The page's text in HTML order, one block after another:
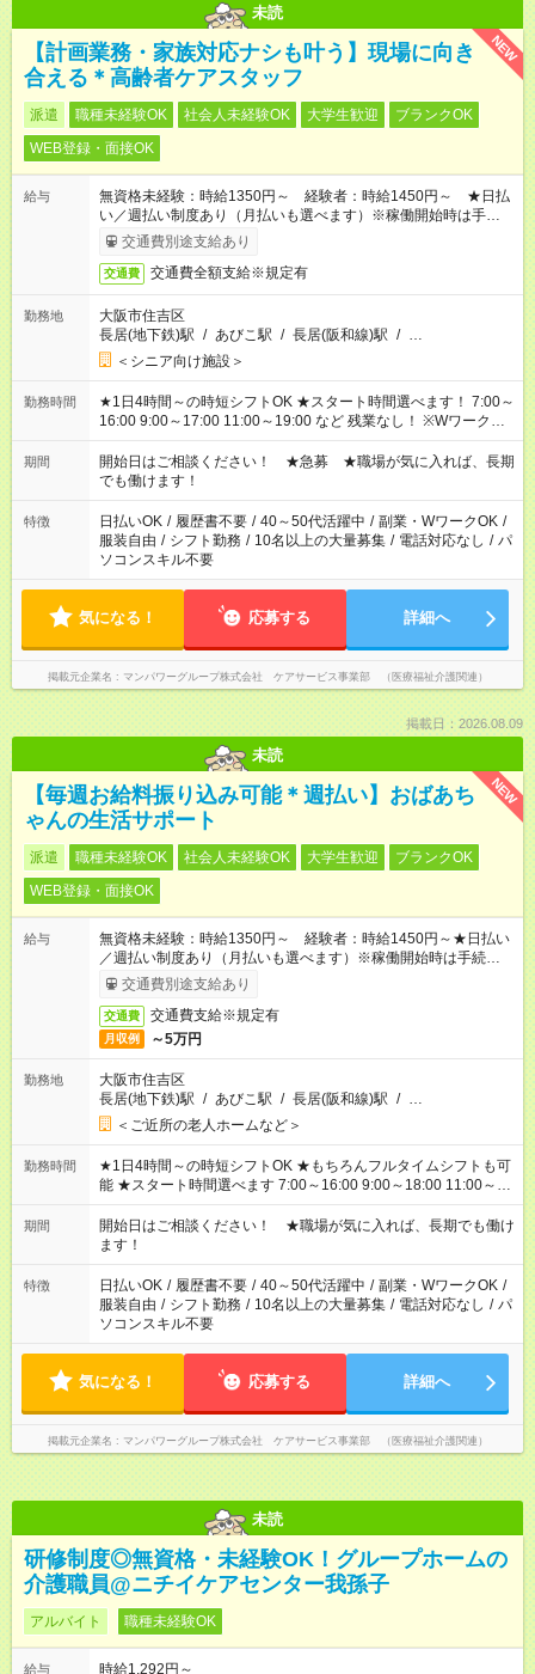
未読
NEW
【計画業務・家族対応ナシも叶う】現場に向き
合える＊高齢者ケアスタッフ
派遣 職種未経験OK 社会人未経験OK 大学生歓迎
ブランクOK
WEB登録・面接OK
給与
無資格未経験：時給1350円～ 経験者：時給1450円～ ★日払
い／週払い制度あり（月払いも選べます）※稼働開始時は手続き
完了次第のお支払いとなります。
交通費別途支給あり
交通費 交通費全額支給※規定有
勤務地
大阪市住吉区
長居(地下鉄)駅 / あびこ駅 / 長居(阪和線)駅 / …
＜シニア向け施設＞
勤務時間
★1日4時間～の時短シフトOK ★スタート時間選べます！ 7:00～
16:00 9:00～17:00 11:00～19:00 など 残業なし！ ※Wワークの
場合、他のお仕事と合わせ週40時間超の就業はご案内できませ
ん ※法令に基づき、週20時間以上勤務は社会保険への加入対象
となります ※労働者派遣法（日雇い派遣の原則禁止）により、
短時間・短期間の就業はご案内が難しい場合があります
期間
開始日はご相談ください！ ★急募 ★職場が気に入れば、長期
でも働けます！
特徴 日払いOK / 履歴書不要 / 40～50代活躍中 / 副業・WワークOK /
服装自由 / シフト勤務 / 10名以上の大量募集 / 電話対応なし / パ
ソコンスキル不要
気になる！ 応募する 詳細へ
掲載元企業名 マンパワーグループ株式会社 ケアサービス事業部 （医療福祉介護関連）
掲載日：2026.08.09
未読
NEW
【毎週お給料振り込み可能＊週払い】おばあち
ゃんの生活サポート
派遣 職種未経験OK 社会人未経験OK 大学生歓迎
ブランクOK
WEB登録・面接OK
給与
無資格未経験：時給1350円～ 経験者：時給1450円～★日払い
／週払い制度あり（月払いも選べます）※稼働開始時は手続き完
了次第のお支払いとなります。
交通費別途支給あり
交通費 交通費支給※規定有
月収例 ～5万円
勤務地
大阪市住吉区
長居(地下鉄)駅 / あびこ駅 / 長居(阪和線)駅 / …
＜ご近所の老人ホームなど＞
勤務時間
★1日4時間～の時短シフトOK ★もちろんフルタイムシフトも可
能 ★スタート時間選べます 7:00～16:00 9:00～18:00 11:00～
20:00 など 残業なし！ ※Wワークの場合、他のお仕事と合わせ
週40時間超の就業はご案内できません ※法令に基づき、週20時
間以上勤務は社会保険への加入対象となります ※労働者派遣法
（日雇い派遣の原則禁止）により、短時間・短期間の就業はご
案内が難しい場合があります
期間
開始日はご相談ください！ ★職場が気に入れば、長期でも働け
ます！
特徴 日払いOK / 履歴書不要 / 40～50代活躍中 / 副業・WワークOK /
服装自由 / シフト勤務 / 10名以上の大量募集 / 電話対応なし / パ
ソコンスキル不要
気になる！ 応募する 詳細へ
掲載元企業名 マンパワーグループ株式会社 ケアサービス事業部 （医療福祉介護関連）
未読
研修制度◎無資格・未経験OK！グループホームの
介護職員@ニチイケアセンター我孫子
アルバイト 職種未経験OK
給与 時給1,292円～